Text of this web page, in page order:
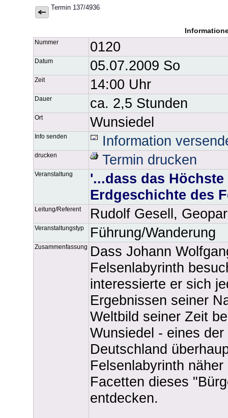
Termin 137/4936
Nummer 0120
Datum 05.07.2009 So
Zeit 14:00 Uhr
Dauer ca. 2,5 Stunden
Ort Wunsiedel
Info senden Information
drucken Termin drucken
Veranstaltung
'...dass das
Erdgeschichte des
Leitung/Referent Rudolf Gesell,
Veranstaltungstyp Führung/Wanderung
Zusammenfassung
Dass Johann
Felsenlabyrinth
interessierte er sich
Ergebnissen seiner
Weltbild seiner Zeit
Wunsiedel - eines
Deutschland
Felsenlabyrinth
Facetten dieses
entdecken.